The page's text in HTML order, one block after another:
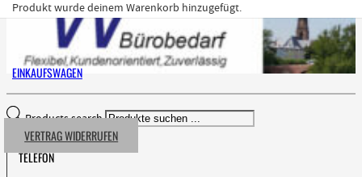
Produktwurde deinem Warenkorb hinzugefügt.
EINKAUFSWAGEN
VERTRAG WIDERRUFEN
Products search
TELEFON